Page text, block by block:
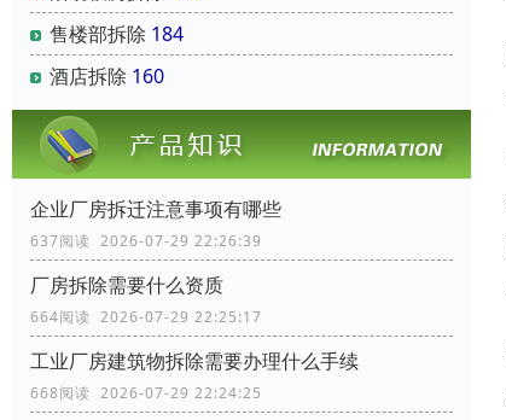
售楼部拆除 184
酒店拆除 160
企业厂房拆迁注意事项有哪些
637阅读 2026-07-29 22:26:39
厂房拆除需要什么资质
664阅读 2026-07-29 22:25:17
工业厂房建筑物拆除需要办理什么手续
668阅读 2026-07-29 22:24:25